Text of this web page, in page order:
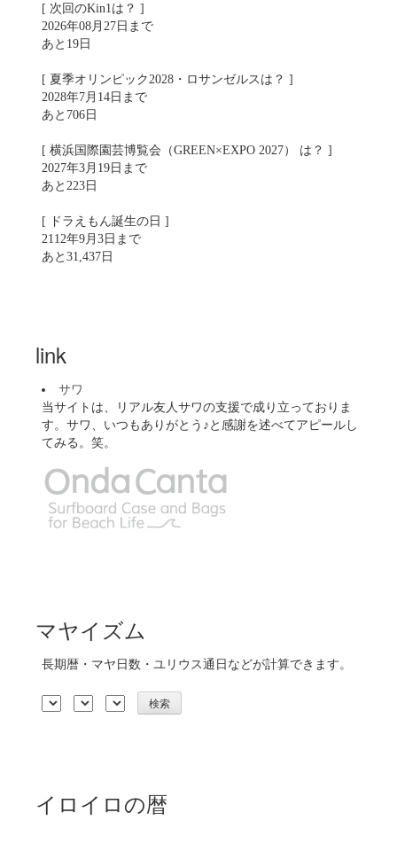
[ 次回のKin1は？ ]
2026年08月27日まで
あと19日
[ 夏季オリンピック2028・ロサンゼルスは？ ]
2028年7月14日まで
あと706日
[ 横浜国際園芸博覧会（GREEN×EXPO 2027） は？ ]
2027年3月19日まで
あと223日
[ ドラえもん誕生の日 ]
2112年9月3日まで
あと31,437日
link
サワ
当サイトは、リアル友人サワの支援で成り立っておりま
す。サワ、いつもありがとう♪と感謝を述べてアピールし
てみる。笑。
マヤイズム
長期暦・マヤ日数・ユリウス通日などが計算できます。
イロイロの暦